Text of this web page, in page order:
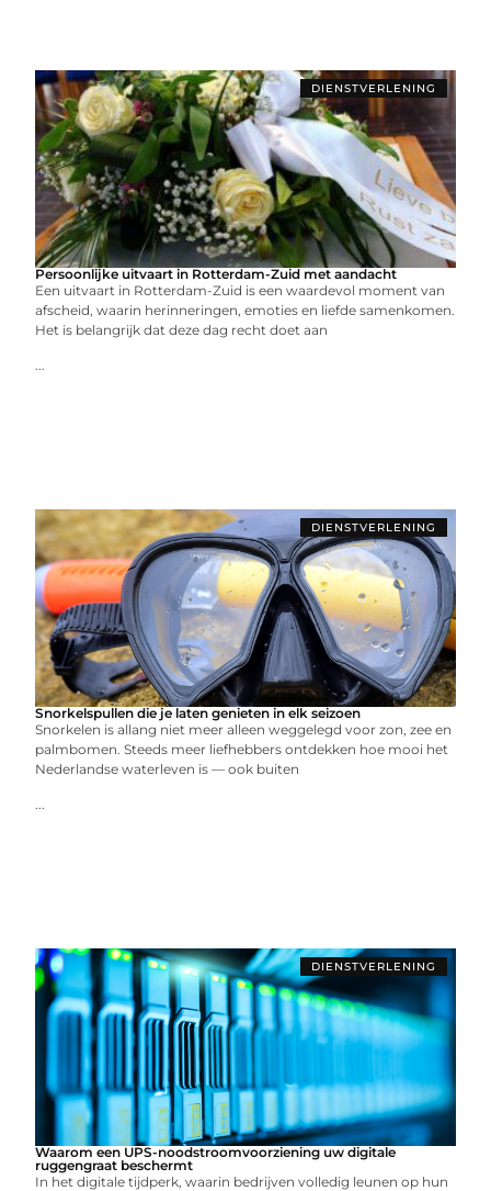
DIENSTVERLENING
Persoonlijke uitvaart in Rotterdam-Zuid met aandacht
Een uitvaart in Rotterdam-Zuid is een waardevol moment van
afscheid, waarin herinneringen, emoties en liefde samenkomen.
Het is belangrijk dat deze dag recht doet aan
...
DIENSTVERLENING
Snorkelspullen die je laten genieten in elk seizoen
Snorkelen is allang niet meer alleen weggelegd voor zon, zee en
palmbomen. Steeds meer liefhebbers ontdekken hoe mooi het
Nederlandse waterleven is — ook buiten
...
DIENSTVERLENING
Waarom een UPS-noodstroomvoorziening uw digitale
ruggengraat beschermt
In het digitale tijdperk, waarin bedrijven volledig leunen op hun